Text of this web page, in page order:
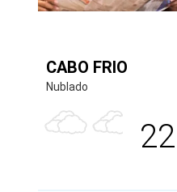
CABO FRIO
Nublado